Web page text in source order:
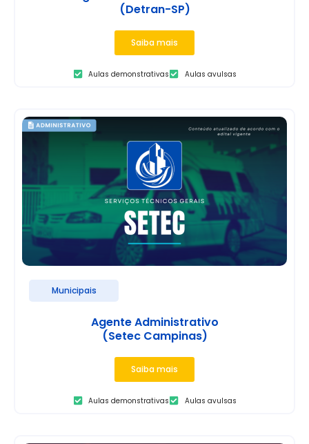
(Detran-SP)
Saiba mais
Aulas demonstrativas Aulas avulsas
Municipais
Agente Administrativo
(Setec Campinas)
Saiba mais
Aulas demonstrativas Aulas avulsas